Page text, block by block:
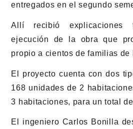
entregados en el segundo
Allí recibió explicaciones
ejecución de la obra que
propio a cientos de familias de
El proyecto cuenta con dos
168 unidades de 2
3 habitaciones, para un total
El ingeniero Carlos Bonilla